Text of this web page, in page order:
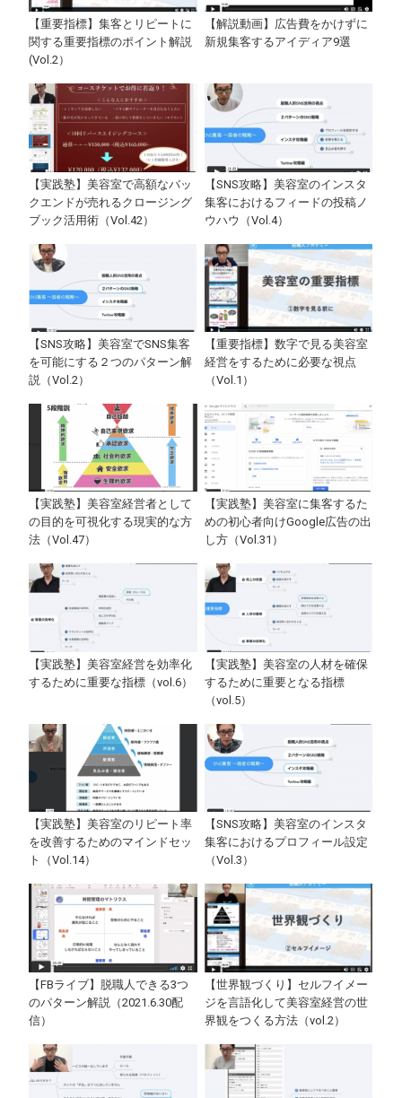
【重要指標】集客とリピートに
関する重要指標のポイント解説
(Vol.2）
【解説動画】広告費をかけずに
新規集客するアイディア9選
【実践塾】美容室で高額なバッ
クエンドが売れるクロージング
ブック活用術（Vol.42）
【SNS攻略】美容室のインスタ
集客におけるフィードの投稿ノ
ウハウ（Vol.4）
【SNS攻略】美容室でSNS集客
を可能にする２つのパターン解
説（Vol.2）
【重要指標】数字で見る美容室
経営をするために必要な視点
（Vol.1）
【実践塾】美容室経営者として
の目的を可視化する現実的な方
法（Vol.47）
【実践塾】美容室に集客するた
めの初心者向けGoogle広告の出
し方（Vol.31）
【実践塾】美容室経営を効率化
するために重要な指標（vol.6）
【実践塾】美容室の人材を確保
するために重要となる指標
（vol.5）
【実践塾】美容室のリピート率
を改善するためのマインドセッ
ト（Vol.14）
【SNS攻略】美容室のインスタ
集客におけるプロフィール設定
（Vol.3）
【FBライブ】脱職人できる3つ
のパターン解説（2021.6.30配
信）
【世界観づくり】セルフイメー
ジを言語化して美容室経営の世
界観をつくる方法（vol.2）